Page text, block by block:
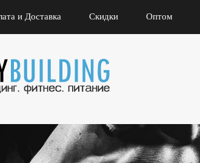
и Доставка Скидки Оптом